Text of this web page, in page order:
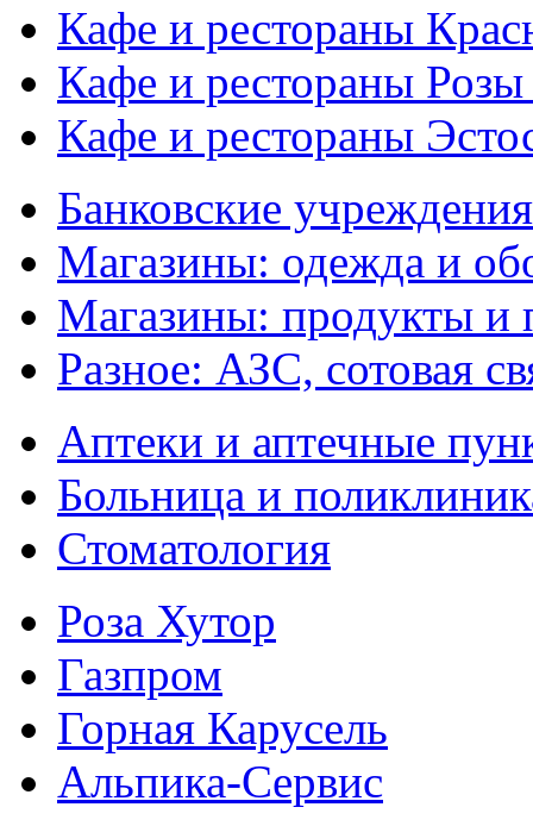
Кафе и рестораны
Кафе и рестораны
Кафе и рестораны
Банковские учреждения
Магазины: одежда и
Магазины: продукты и
Разное: АЗС, сотовая
Аптеки и аптечные
Больница и
Стоматология
Роза Хутор
Газпром
Горная Карусель
Альпика-Сервис